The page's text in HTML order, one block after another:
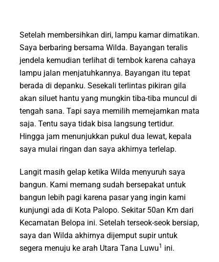
Setelah membersihkan diri, lampu kamar dimatikan.
Saya berbaring bersama Wilda. Bayangan teralis
jendela kemudian terlihat di tembok karena cahaya
lampu jalan menjatuhkannya. Bayangan itu tepat
berada di depanku. Sesekali terlintas pikiran gila
akan siluet hantu yang mungkin tiba-tiba muncul di
tengah sana. Tapi saya memilih memejamkan mata
saja. Tentu saya tidak bisa langsung tertidur.
Hingga jam menunjukkan pukul dua lewat, kepala
saya mulai ringan dan saya akhirnya terlelap.
Langit masih gelap ketika Wilda menyuruh saya
bangun. Kami memang sudah bersepakat untuk
bangun lebih pagi karena pasar yang ingin kami
kunjungi ada di Kota Palopo. Sekitar 50an Km dari
Kecamatan Belopa ini. Setelah terseok-seok bersiap,
saya dan Wilda akhirnya dijemput supir untuk
segera menuju ke arah Utara Tana Luwu1 ini.